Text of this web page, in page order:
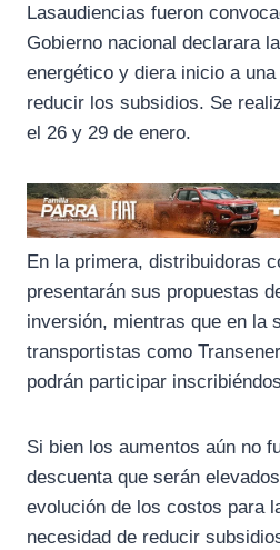
Lasaudiencias fueron
Gobierno nacional declarara
energético y diera inicio a
reducir los subsidios. Se
el 26 y 29 de enero.
En la primera, distribuidoras
presentarán sus propuestas
inversión, mientras que en la
transportistas como
podrán participar
Si bien los aumentos aún no
descuenta que serán
evolución de los costos para
necesidad de reducir